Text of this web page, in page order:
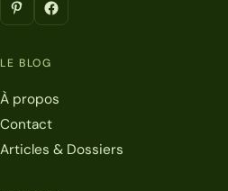
LE BLOG
À propos
Contact
Articles & Dossiers